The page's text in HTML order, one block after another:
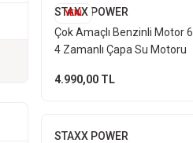
YENİ
STAXX POWER
Çok Amaçlı Benzinli Motor
4 Zamanlı Çapa Su Motoru
Kamalı Seri
4.990,00 TL
STAXX POWER